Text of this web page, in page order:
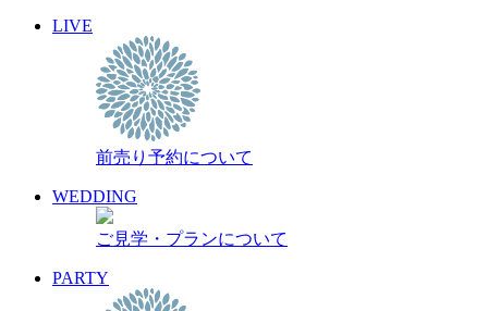
LIVE
前売り予約について
WEDDING
ご見学・プランについて
PARTY